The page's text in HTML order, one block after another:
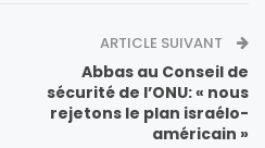
ARTICLE SUIVANT
Abbas au Conseil de
sécurité de l’ONU: « nous
rejetons le plan israélo-
américain »